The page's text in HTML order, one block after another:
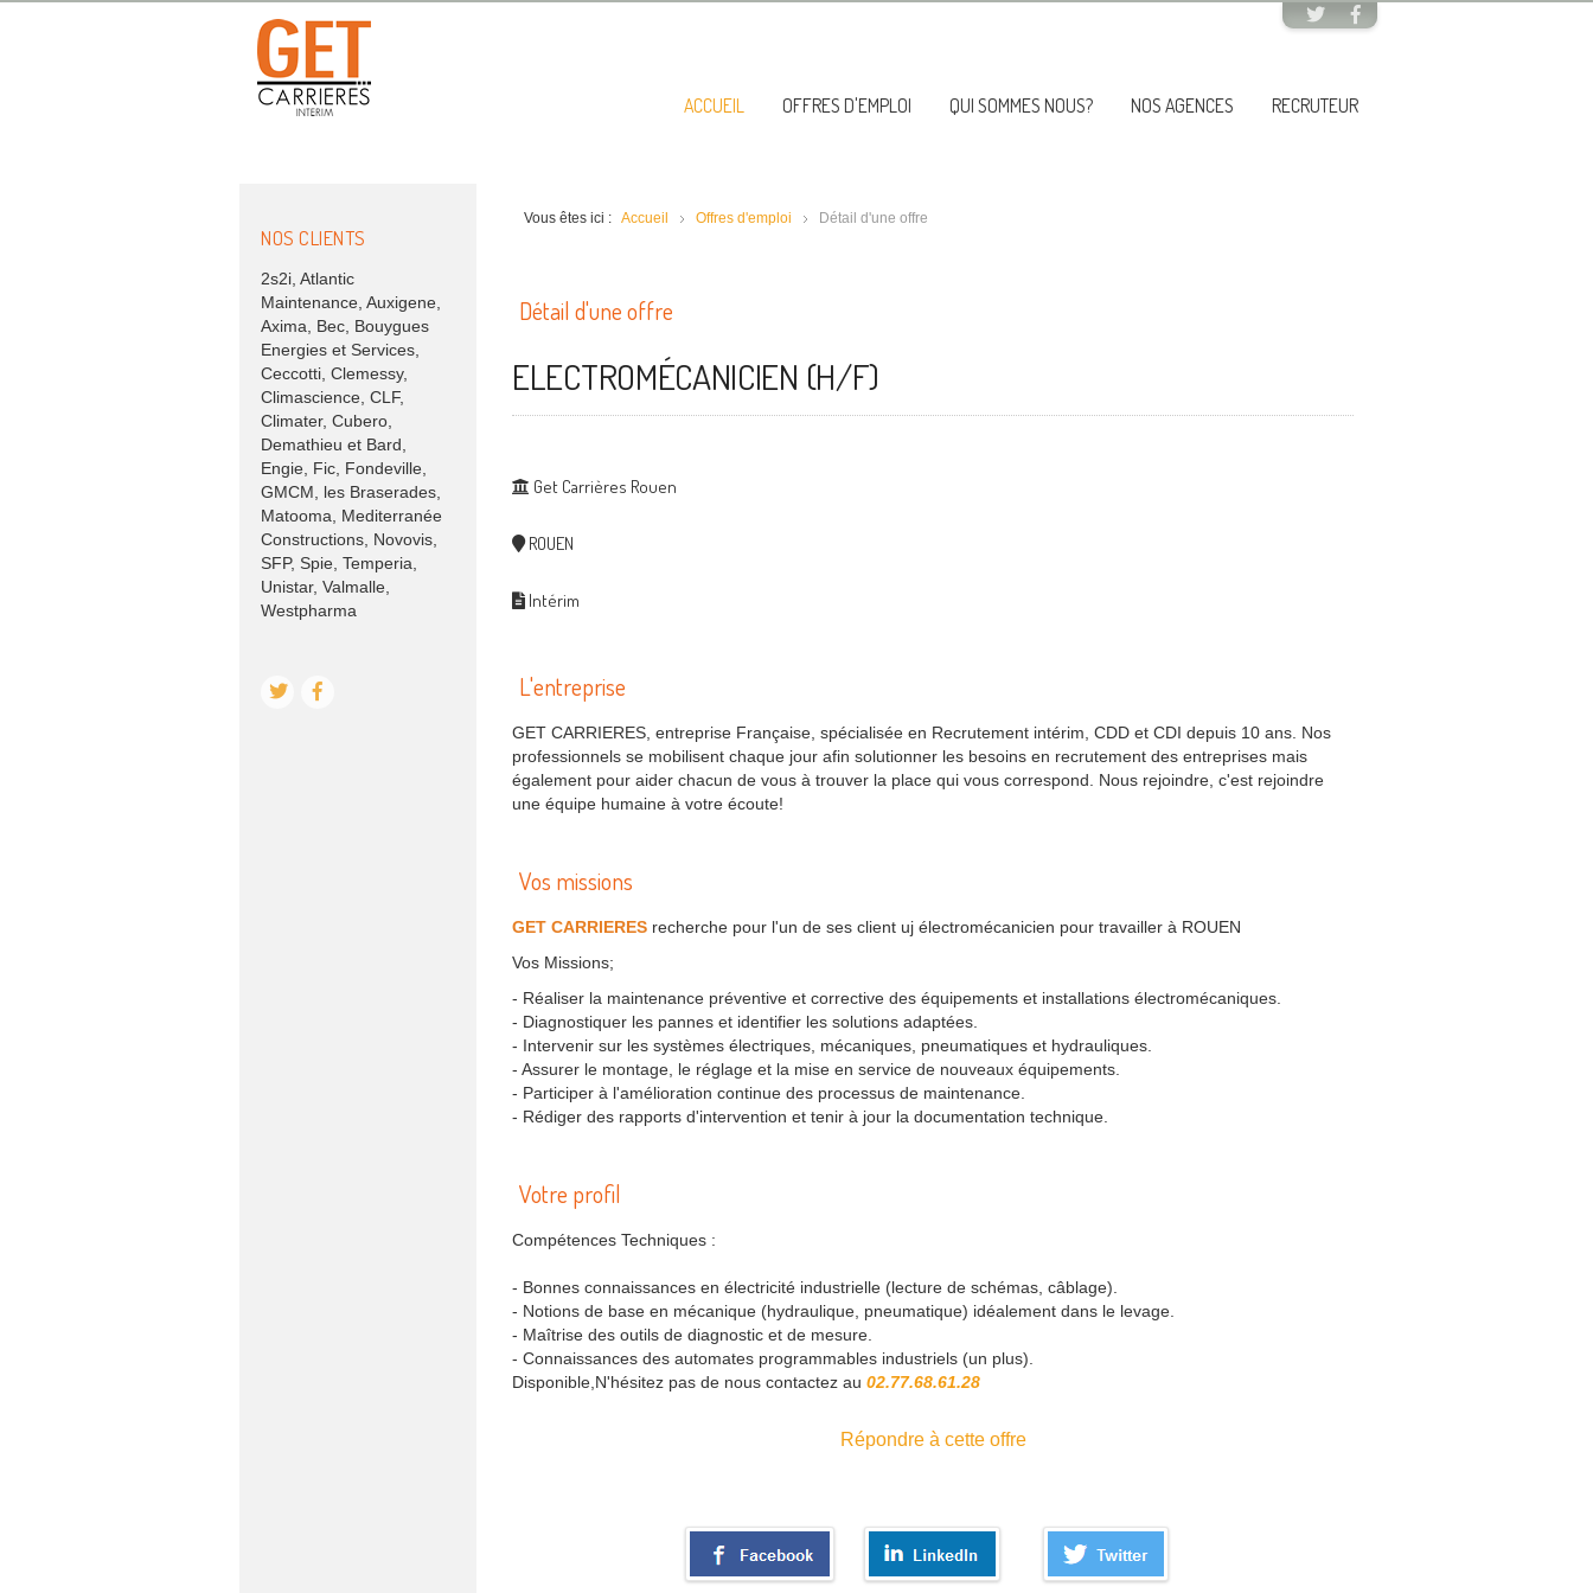
ACCUEIL OFFRES D'EMPLOI QUI SOMMES NOUS? NOS AGENCES RECRUTEUR
NOS CLIENTS
2s2i, Atlantic
Maintenance, Auxigene,
Axima, Bec, Bouygues
Energies et Services,
Ceccotti, Clemessy,
Climascience, CLF,
Climater, Cubero,
Demathieu et Bard,
Engie, Fic, Fondeville,
GMCM, les Braserades,
Matooma, Mediterranée
Constructions, Novovis,
SFP, Spie, Temperia,
Unistar, Valmalle,
Westpharma
Vous êtes ici : Accueil Offres d'emploi Détail d'une offre
Détail d'une offre
ELECTROMÉCANICIEN (H/F)
Get Carrières Rouen
ROUEN
Intérim
L'entreprise
GET CARRIERES, entreprise Française, spécialisée en Recrutement intérim, CDD et CDI depuis 10 ans. Nos
professionnels se mobilisent chaque jour afin solutionner les besoins en recrutement des entreprises mais
également pour aider chacun de vous à trouver la place qui vous correspond. Nous rejoindre, c'est rejoindre
une équipe humaine à votre écoute!
Vos missions
GET CARRIERES recherche pour l'un de ses client uj électromécanicien pour travailler à ROUEN
Vos Missions;
- Réaliser la maintenance préventive et corrective des équipements et installations électromécaniques.
- Diagnostiquer les pannes et identifier les solutions adaptées.
- Intervenir sur les systèmes électriques, mécaniques, pneumatiques et hydrauliques.
- Assurer le montage, le réglage et la mise en service de nouveaux équipements.
- Participer à l'amélioration continue des processus de maintenance.
- Rédiger des rapports d'intervention et tenir à jour la documentation technique.
Votre profil
Compétences Techniques :
- Bonnes connaissances en électricité industrielle (lecture de schémas, câblage).
- Notions de base en mécanique (hydraulique, pneumatique) idéalement dans le levage.
- Maîtrise des outils de diagnostic et de mesure.
- Connaissances des automates programmables industriels (un plus).
Disponible,N'hésitez pas de nous contactez au 02.77.68.61.28
Répondre à cette offre